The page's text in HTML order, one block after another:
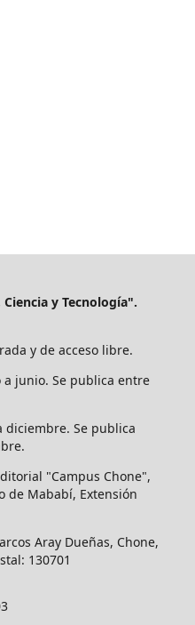
y Tecnología".
y de acceso libre.
a junio. Se publica entre
diciembre. Se publica
"Campus Chone",
de Mababí, Extensión
Aray Dueñas, Chone,
130701